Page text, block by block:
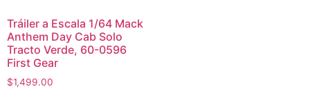
Tráiler a Escala 1/64 Mack
Anthem Day Cab Solo
Tracto Verde, 60-0596
First Gear
$1,499.00